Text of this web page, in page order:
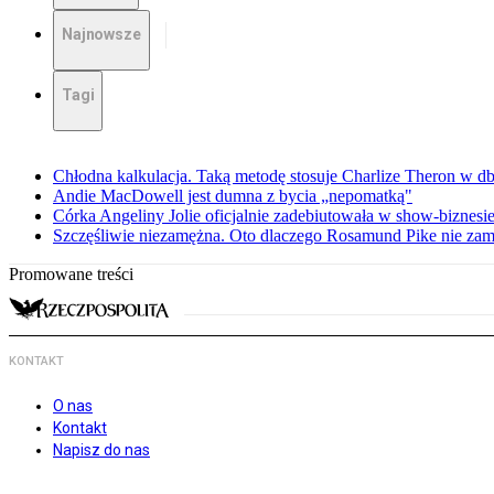
Najnowsze
Tagi
Chłodna kalkulacja. Taką metodę stosuje Charlize Theron w
Andie MacDowell jest dumna z bycia „nepomatką"
Córka Angeliny Jolie oficjalnie zadebiutowała w show-
Szczęśliwie niezamężna. Oto dlaczego Rosamund Pike nie
Promowane treści
KONTAKT
O nas
Kontakt
Napisz do nas